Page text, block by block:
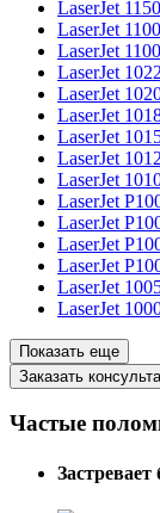
LaserJet 1150
LaserJet
LaserJet 1100
LaserJet 1022
LaserJet
LaserJet
LaserJet
LaserJet 1012
LaserJet
LaserJet
LaserJet
LaserJet
LaserJet
LaserJet
LaserJet
Показать еще
Заказать
Частые
Застревает